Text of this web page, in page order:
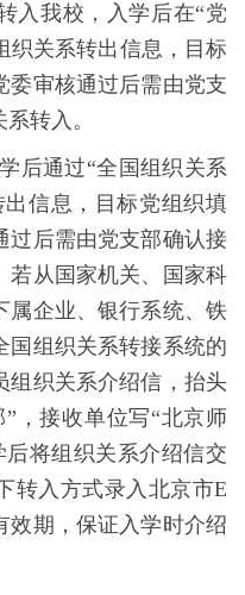
入我校，入学后在“党
织关系转出信息，目标
委审核通过后需由党支
转入。
后通过“全国组织关系
信息，目标党组织填
过后需由党支部确认接
若从国家机关、国家科
属企业、银行系统、铁
国组织关系转接系统的
组织关系介绍信，抬头
，接收单位写“北京师
将组织关系介绍信交
转入方式录入北京市E
效期，保证入学时介绍